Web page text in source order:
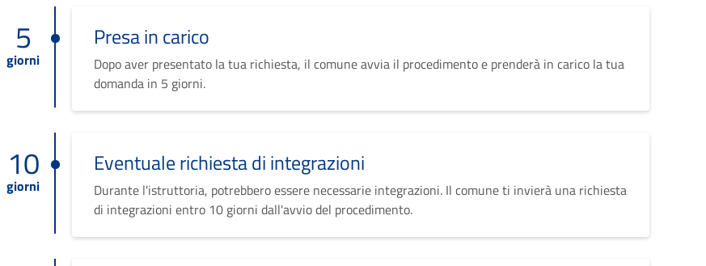
5
giorni
Presa in carico
Dopo aver presentato la tua richiesta, il comune avvia il procedimento e prenderà in carico la tua
domanda in 5 giorni.
10
giorni
Eventuale richiesta di integrazioni
Durante l'istruttoria, potrebbero essere necessarie integrazioni. Il comune ti invierà una richiesta
di integrazioni entro 10 giorni dall'avvio del procedimento.